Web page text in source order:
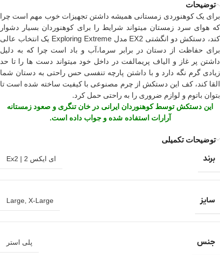
توضیحات
برای یک کوهنوردی زمستانی همیشه داشتن تجهیزات خوب مهم است چرا
که هوای سرد زمستان میتواند شرایط را برای کوهنوردان بسیار دشوار
کند، دستکش دو انگشتی EX2 مدل Exploring Extreme یک انتخاب عالی
برای حفاظت از دستان در برابر سرما،آب و باد است چرا که به دلیل
داشتن پر غاز و الیاف پریمالفت در داخل خود میتواند دست ها را تا حد
زیادی گرم نگه دارد و با داشتن پارچه تنفسی حس راحتی به دستان شما
القا کند، کف این دستکش از چرم مصنوعی با کیفیت ساخته شده است تا
بتوان باتوم و لوازم ضروری را به راحتی حمل کرد.
این دستکش توسط کوهنوردان ایرانی در خان تنگری و صعود زمستانه
آرارات استفاده شده و جواب داده است.
توضیحات تکمیلی
برند ای ایکس 2 | Ex2
سایز Large, X-Large
جنس پلی استر